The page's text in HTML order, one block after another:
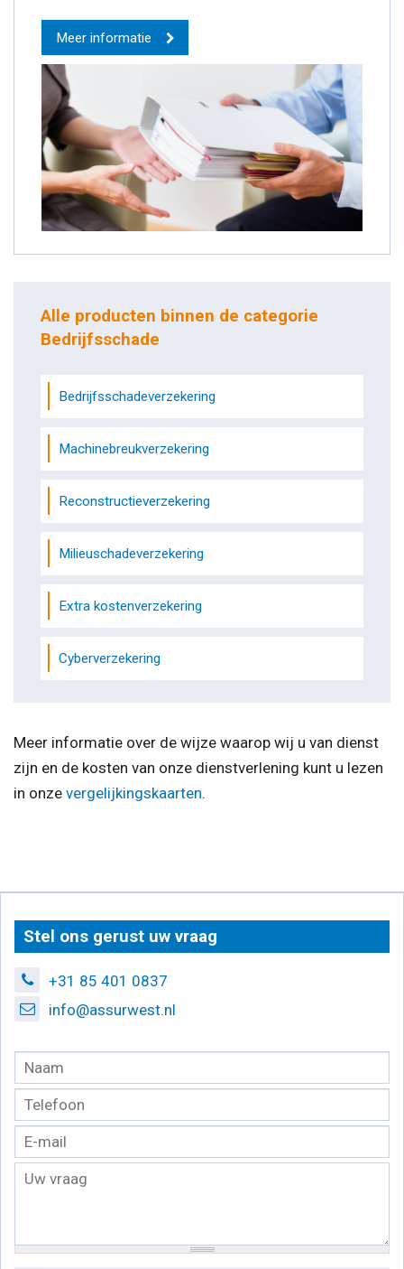
Meer informatie
Alle producten binnen de categorie
Bedrijfsschade
Bedrijfsschadeverzekering
Machinebreukverzekering
Reconstructieverzekering
Milieuschadeverzekering
Extra kostenverzekering
Cyberverzekering
Meer informatie over de wijze waarop wij u van dienst
zijn en de kosten van onze dienstverlening kunt u lezen
in onze vergelijkingskaarten.
Stel ons gerust uw vraag
+31 85 401 0837
info@assurwest.nl